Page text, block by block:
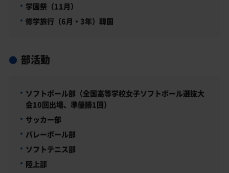
学園祭（11月）
修学旅行（6月・3年）韓国
部活動
ソフトボール部（全国高等学校女子ソフトボール選抜大
会10回出場、準優勝1回）
サッカー部
バレーボール部
ソフトテニス部
陸上部